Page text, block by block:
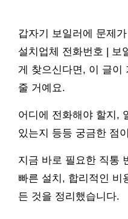
갑자기 보일러에 문제
설치업체 전화번호 | 보
게 찾으신다면, 이 글이
줄 거예요.
어디에 전화해야 할지,
있는지 등등 궁금한 점
지금 바로 필요한 직통
빠른 설치, 합리적인 비
든 것을 정리했습니다.